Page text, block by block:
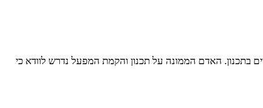
בתכנון. האדם הממונה על תכנון והקמת המפעל נדרש לוודא כי